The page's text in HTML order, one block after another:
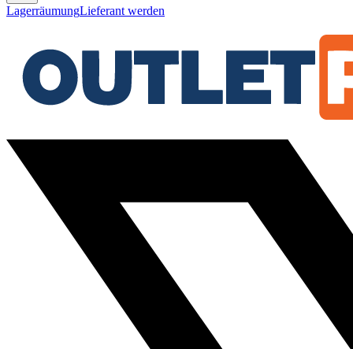
LagerräumungLieferant werden